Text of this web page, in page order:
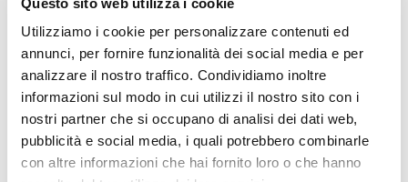
Utilizziamo i cookie per personalizzare contenuti ed
annunci, per fornire funzionalità dei social media e per
analizzare il nostro traffico. Condividiamo inoltre
informazioni sul modo in cui utilizzi il nostro sito con i
nostri partner che si occupano di analisi dei dati web,
pubblicità e social media, i quali potrebbero combinarle
con altre informazioni che hai fornito loro o che hanno
particolare, con la springbar Revo ®regoli a
piacimento la distanza dal carrello. In
combinata con la footbar Infinity® fai davvero
ciò che vuoi.